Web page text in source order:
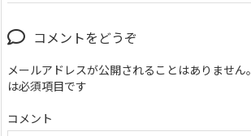
コメントをどうぞ
メールアドレスが公開されることはありません。
は必須項目です
コメント